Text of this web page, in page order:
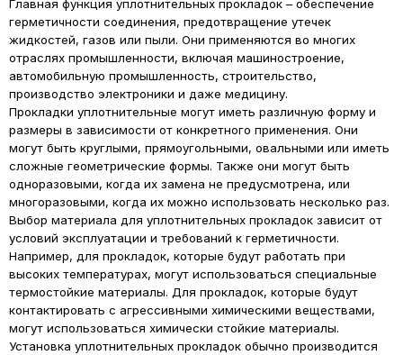
Главная функция уплотнительных прокладок – обеспечение
герметичности соединения, предотвращение утечек
жидкостей, газов или пыли. Они применяются во многих
отраслях промышленности, включая машиностроение,
автомобильную промышленность, строительство,
производство электроники и даже медицину.
Прокладки уплотнительные могут иметь различную форму и
размеры в зависимости от конкретного применения. Они
могут быть круглыми, прямоугольными, овальными или иметь
сложные геометрические формы. Также они могут быть
одноразовыми, когда их замена не предусмотрена, или
многоразовыми, когда их можно использовать несколько раз.
Выбор материала для уплотнительных прокладок зависит от
условий эксплуатации и требований к герметичности.
Например, для прокладок, которые будут работать при
высоких температурах, могут использоваться специальные
термостойкие материалы. Для прокладок, которые будут
контактировать с агрессивными химическими веществами,
могут использоваться химически стойкие материалы.
Установка уплотнительных прокладок обычно производится